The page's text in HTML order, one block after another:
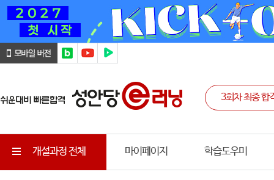
개설과정 전체 마이페이지 학습도우미